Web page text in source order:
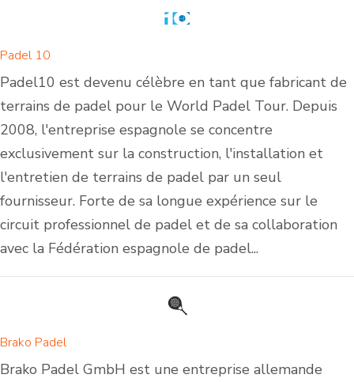
Padel 10
Padel10 est devenu célèbre en tant que fabricant de
terrains de padel pour le World Padel Tour. Depuis
2008, l'entreprise espagnole se concentre
exclusivement sur la construction, l'installation et
l'entretien de terrains de padel par un seul
fournisseur. Forte de sa longue expérience sur le
circuit professionnel de padel et de sa collaboration
avec la Fédération espagnole de padel...
Brako Padel
Brako Padel GmbH est une entreprise allemande